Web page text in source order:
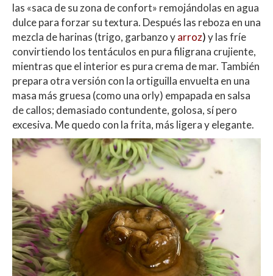
las «saca de su zona de confort» remojándolas en agua
dulce para forzar su textura. Después las reboza en una
mezcla de harinas (trigo, garbanzo yarroz)y las fríe
convirtiendo los tentáculos en pura filigrana crujiente,
mientras que el interior es pura crema de mar. También
prepara otra versión con la ortiguilla envuelta en una
masa más gruesa (como una orly) empapada en salsa
de callos; demasiado contundente, golosa, sí pero
excesiva. Me quedo con la frita, más ligera y elegante.